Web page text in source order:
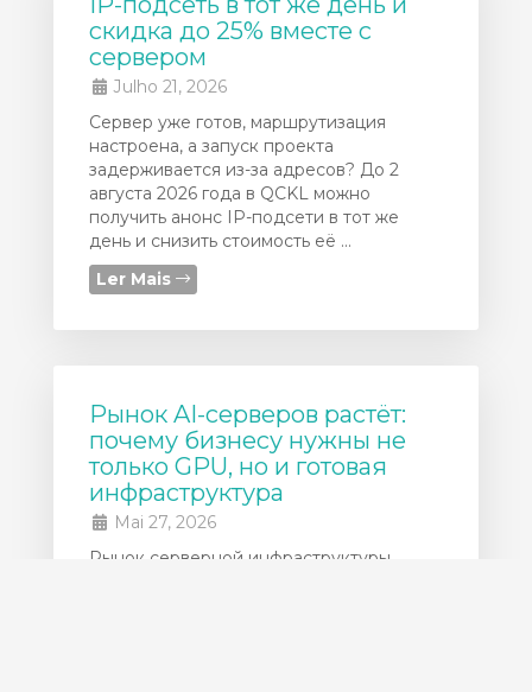
скидка до 25% вместе с
сервером
Julho 21, 2026
Сервер уже готов, маршрутизация
настроена, а запуск проекта
задерживается из-за адресов? До 2
августа 2026 года в QCKL можно
получить анонс IP-подсети в тот же
день и снизить стоимость её ...
Ler Mais
Рынок AI-серверов растёт:
почему бизнесу нужны не
только GPU, но и готовая
инфраструктура
Mai 27, 2026
Рынок серверной инфраструктуры